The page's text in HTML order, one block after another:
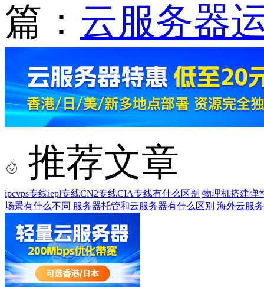
篇： 云服务器
推荐文章
ipcvps专线iepl专线CN2专线CIA专线有什么区别 物理机搭建弹
场景有什么不同 服务器托管和云服务器有什么区别 海外云服